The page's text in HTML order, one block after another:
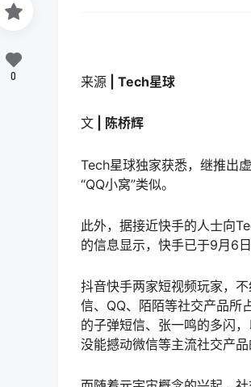
来源 | Tech星球
文 | 陈桥辉
Tech星球独家获悉，继推出
“QQ小窝”类似。
此外，据接近快手的人士向
的信息显示，快手已于9月6
抖音快手两家短视频玩家，
信、QQ、陌陌等社交产品
的子弹短信、张一鸣的多闪
没能撼动微信等主流社交产
0